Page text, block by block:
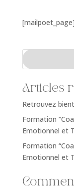
[mailpoet_page]
Articles
Retrouvez
Formation
Emotionnel et
Formation
Emotionnel et